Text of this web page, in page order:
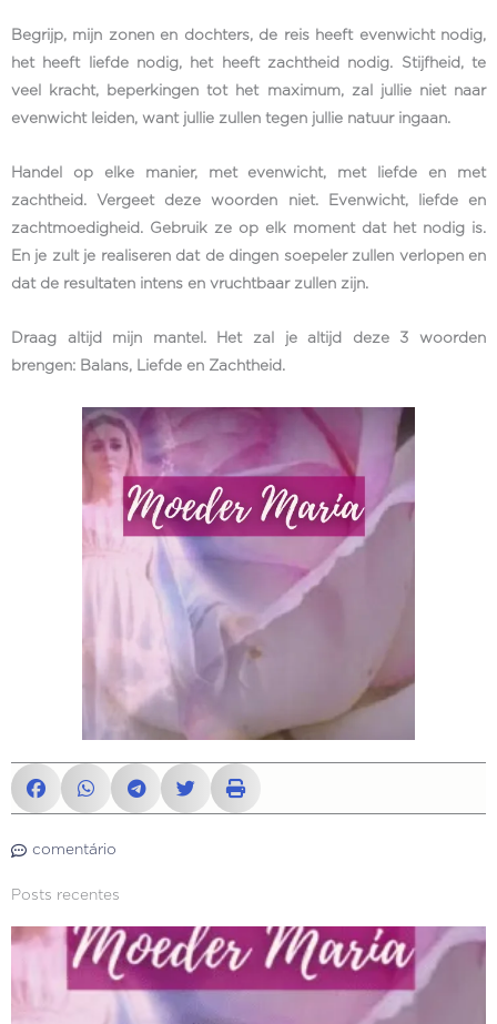
Begrijp, mijn zonen en dochters, de reis heeft evenwicht nodig,
het heeft liefde nodig, het heeft zachtheid nodig. Stijfheid, te
veel kracht, beperkingen tot het maximum, zal jullie niet naar
evenwicht leiden, want jullie zullen tegen jullie natuur ingaan.
Handel op elke manier, met evenwicht, met liefde en met
zachtheid. Vergeet deze woorden niet. Evenwicht, liefde en
zachtmoedigheid. Gebruik ze op elk moment dat het nodig is.
En je zult je realiseren dat de dingen soepeler zullen verlopen en
dat de resultaten intens en vruchtbaar zullen zijn.
Draag altijd mijn mantel. Het zal je altijd deze 3 woorden
brengen: Balans, Liefde en Zachtheid.
comentário
Posts recentes